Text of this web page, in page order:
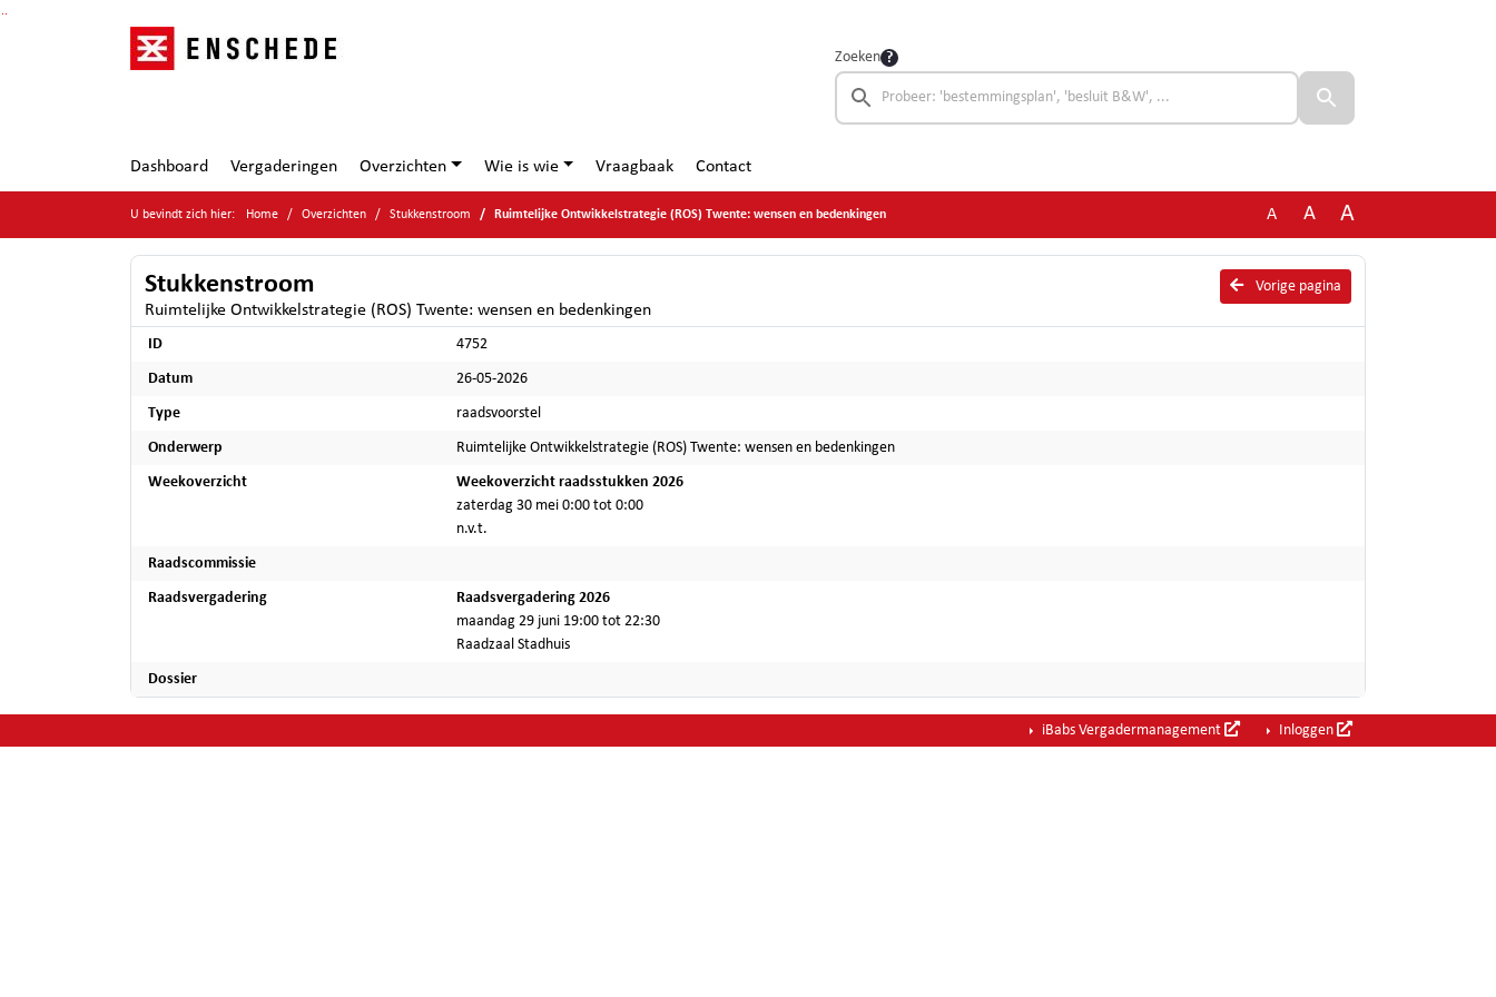
Ga naar de inhoud van deze pagina
Ga naar het zoeken
Ga naar het menu
Zoeken
Dashboard Vergaderingen Overzichten Wie is wie Vraagbaak Contact
U bevindt zich hier: Home Overzichten Stukkenstroom Ruimtelijke Ontwikkelstrategie (ROS) Twente: wensen en bedenkingen A A A
Vorige pagina
Stukkenstroom
Ruimtelijke Ontwikkelstrategie (ROS) Twente: wensen en bedenkingen
ID 4752
Datum 26-05-2026
Type raadsvoorstel
Onderwerp Ruimtelijke Ontwikkelstrategie (ROS) Twente: wensen en bedenkingen
Weekoverzicht
Weekoverzicht raadsstukken 2026
zaterdag 30 mei 0:00 tot 0:00
n.v.t.
Raadscommissie
Raadsvergadering
Raadsvergadering 2026
maandag 29 juni 19:00 tot 22:30
Raadzaal Stadhuis
Dossier
iBabs Vergadermanagement Inloggen